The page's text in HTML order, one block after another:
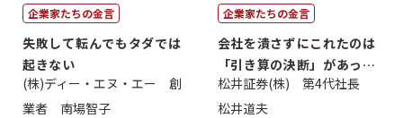
企業家たちの金言
失敗して転んでもタダでは
起きない
(株)ディー・エヌ・エー 創
業者 南場智子
企業家たちの金言
会社を潰さずにこれたのは
「引き算の決断」があった
から
松井証券(株) 第4代社長
松井道夫